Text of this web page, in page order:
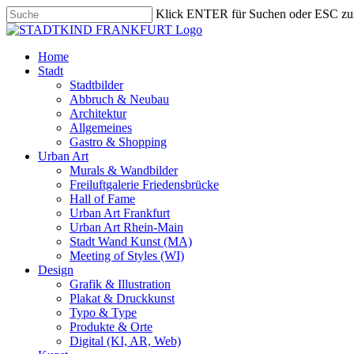
Skip
to
content
Klick ENTER für Suchen oder ESC
Close
search
Menu
Home
Stadt
Stadtbilder
Abbruch & Neubau
Architektur
Allgemeines
Gastro & Shopping
Urban Art
Murals & Wandbilder
Freiluftgalerie Friedensbrücke
Hall of Fame
Urban Art Frankfurt
Urban Art Rhein-Main
Stadt Wand Kunst (MA)
Meeting of Styles (WI)
Design
Grafik & Illustration
Plakat & Druckkunst
Typo & Type
Produkte & Orte
Digital (KI, AR, Web)